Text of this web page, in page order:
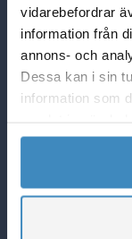
vidarebefordrar
information från
annons- och
Dessa kan i sin
information som
Lösningar i
Vad Netsuite
SuiteCorner
SuiteCorner
Contact Us
SuiteCorner
Birger